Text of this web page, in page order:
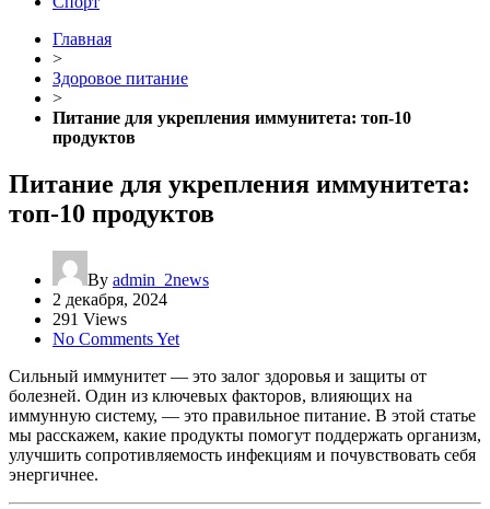
Главная
>
Здоровое питание
>
Питание для укрепления иммунитета: топ-10
продуктов
Питание для укрепления иммунитета:
топ-10 продуктов
By admin_2news
2 декабря, 2024
291 Views
No Comments Yet
Сильный иммунитет — это залог здоровья и защиты от
болезней. Один из ключевых факторов, влияющих на
иммунную систему, — это правильное питание. В этой статье
мы расскажем, какие продукты помогут поддержать организм,
улучшить сопротивляемость инфекциям и почувствовать себя
энергичнее.